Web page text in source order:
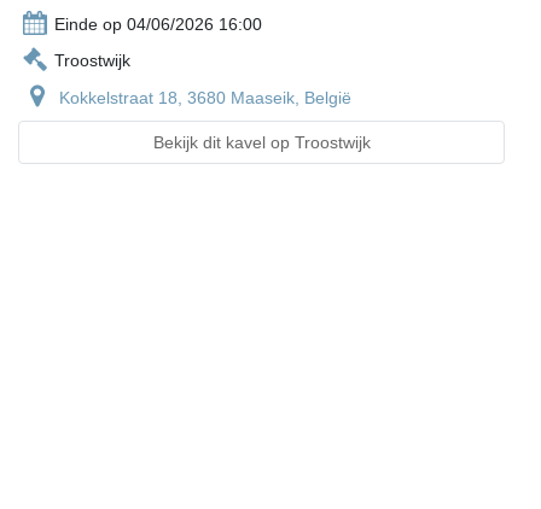
Einde op 04/06/2026 16:00
Troostwijk
Kokkelstraat 18, 3680 Maaseik, België
Bekijk dit kavel op Troostwijk